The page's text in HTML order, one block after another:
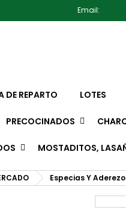
Email:
DE REPARTO LOTES
PRECOCINADOS
MOSTADITOS,
Especias Y